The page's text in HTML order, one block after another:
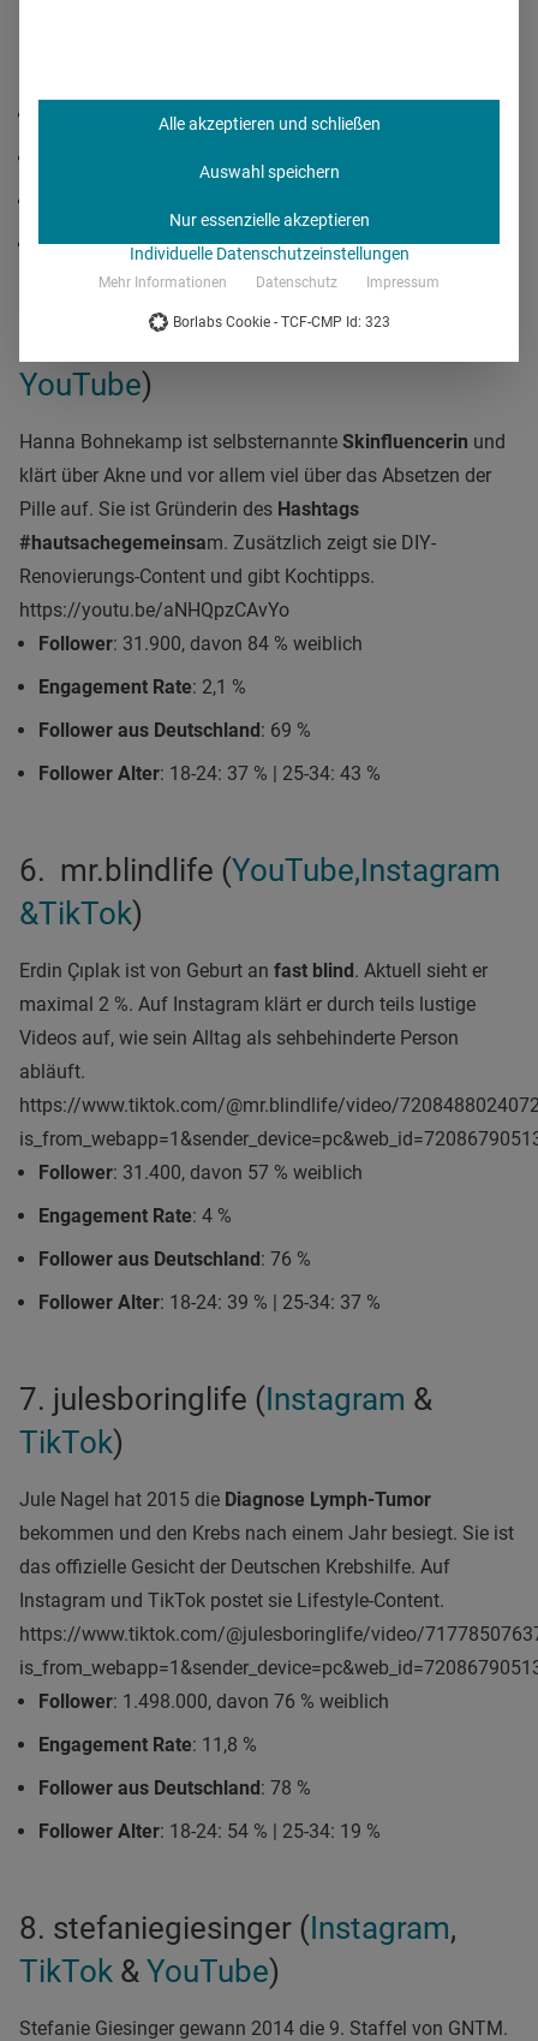
: 289.000, davon 93 % weiblich
Follower Alter: 18-24: 29 % | 25-34: 46 %
5. hanna_bohnekamp (
YouTube)
Hanna Bohnekamp ist selbsternannte Skinfluencerin und
klärt über Akne und vor allem viel über das Absetzen der
Pille auf. Sie ist Gründerin des Hashtags
#hautsachegemeinsam. Zusätzlich zeigt sie DIY-
Renovierungs-Content und gibt Kochtipps.
https://youtu.be/aNHQpzCAvYo
Follower: 31.900, davon 84 % weiblich
Engagement Rate: 2,1 %
Follower aus Deutschland: 69 %
Follower Alter: 18-24: 37 % | 25-34: 43 %
6. mr.blindlife (YouTube,Instagram
&TikTok)
Erdin Çıplak ist von Geburt an fast blind. Aktuell sieht er
maximal 2 %. Auf Instagram klärt er durch teils lustige
Videos auf, wie sein Alltag als sehbehinderte Person
abläuft.
https://www.tiktok.com/@mr.blindlife/video/
Follower: 31.400, davon 57 % weiblich
Engagement Rate: 4 %
Follower aus Deutschland: 76 %
Follower Alter: 18-24: 39 % | 25-34: 37 %
7. julesboringlife (Instagram &
TikTok)
Jule Nagel hat 2015 die Diagnose Lymph-Tumor
bekommen und den Krebs nach einem Jahr besiegt. Sie ist
das offizielle Gesicht der Deutschen Krebshilfe. Auf
Instagram und TikTok postet sie Lifestyle-Content.
https://www.tiktok.com/@julesboringlife/video/
Follower: 1.498.000, davon 76 % weiblich
Engagement Rate: 11,8 %
Follower aus Deutschland: 78 %
Follower Alter: 18-24: 54 % | 25-34: 19 %
8. stefaniegiesinger (Instagram,
TikTok & YouTube)
Stefanie Giesinger gewann 2014 die 9. Staffel von GNTM.
Alle akzeptieren und schließen
Auswahl speichern
Nur essenzielle akzeptieren
Individuelle Datenschutzeinstellungen
Mehr Informationen Datenschutz Impressum
Borlabs Cookie - TCF-CMP Id: 323